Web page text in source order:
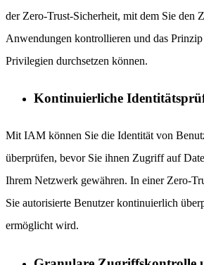
der Zero-Trust-Sicherheit, mit dem Sie den
Anwendungen kontrollieren und das Prinzip
Privilegien durchsetzen können.
Kontinuierliche
Mit IAM können Sie die Identität von
überprüfen, bevor Sie ihnen Zugriff auf
Ihrem Netzwerk gewähren. In einer Zero-
Sie autorisierte Benutzer kontinuierlich
ermöglicht wird.